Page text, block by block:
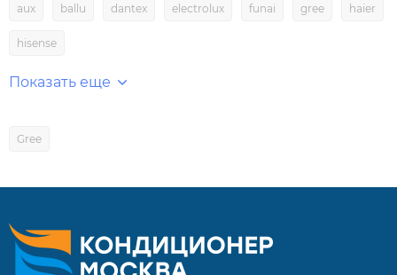
aux ballu dantex electrolux funai gree haier
hisense
Показать еще
Gree